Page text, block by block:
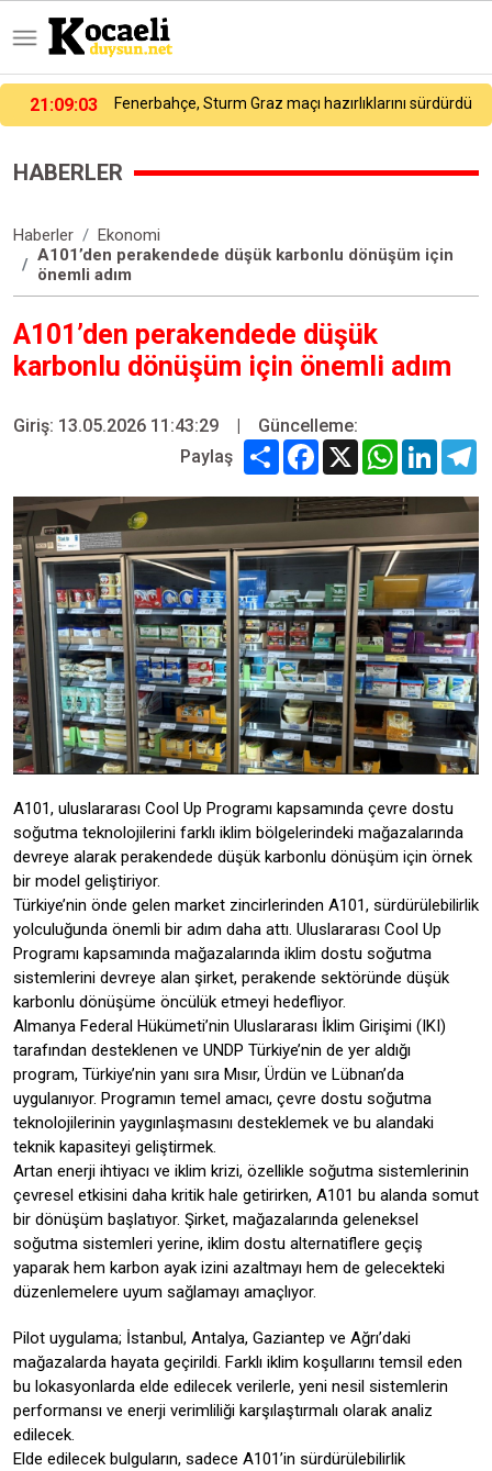
20:37:22 İçişleri Bakanı Çiftçi: "Yaklaşık 7 bin 500 aranan şahsı bu yılın ilk 7 yılında yakalamış durumdayız"
HABERLER
Haberler
Ekonomi
A101’den perakendede düşük karbonlu dönüşüm için
önemli adım
A101’den perakendede düşük
karbonlu dönüşüm için önemli adım
Giriş: 13.05.2026 11:43:29 |
Güncelleme:
Paylaş
Share Facebook
X WhatsApp
A101, uluslararası Cool Up Programı kapsamında çevre dostu
soğutma teknolojilerini farklı iklim bölgelerindeki mağazalarında
devreye alarak perakendede düşük karbonlu dönüşüm için örnek
bir model geliştiriyor.
Türkiye’nin önde gelen market zincirlerinden A101, sürdürülebilirlik
yolculuğunda önemli bir adım daha attı. Uluslararası Cool Up
Programı kapsamında mağazalarında iklim dostu soğutma
sistemlerini devreye alan şirket, perakende sektöründe düşük
karbonlu dönüşüme öncülük etmeyi hedefliyor.
Almanya Federal Hükümeti’nin Uluslararası İklim Girişimi (IKI)
tarafından desteklenen ve UNDP Türkiye’nin de yer aldığı
program, Türkiye’nin yanı sıra Mısır, Ürdün ve Lübnan’da
uygulanıyor. Programın temel amacı, çevre dostu soğutma
teknolojilerinin yaygınlaşmasını desteklemek ve bu alandaki
teknik kapasiteyi geliştirmek.
Artan enerji ihtiyacı ve iklim krizi, özellikle soğutma sistemlerinin
çevresel etkisini daha kritik hale getirirken, A101 bu alanda somut
bir dönüşüm başlatıyor. Şirket, mağazalarında geleneksel
soğutma sistemleri yerine, iklim dostu alternatiflere geçiş
yaparak hem karbon ayak izini azaltmayı hem de gelecekteki
düzenlemelere uyum sağlamayı amaçlıyor.
Pilot uygulama; İstanbul, Antalya, Gaziantep ve Ağrı’daki
mağazalarda hayata geçirildi. Farklı iklim koşullarını temsil eden
bu lokasyonlarda elde edilecek verilerle, yeni nesil sistemlerin
performansı ve enerji verimliliği karşılaştırmalı olarak analiz
edilecek.
Elde edilecek bulguların, sadece A101’in sürdürülebilirlik